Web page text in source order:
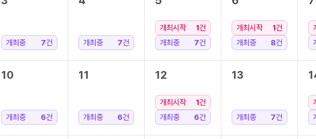
개최중 7건 개최중 7건
개최시작 1건
개최중
7건
개최시작 1건
개최중
8건
10
개최중 6건
11
개최중 6건
12
개최시작 1건
개최중
6건
13
개최중 7건